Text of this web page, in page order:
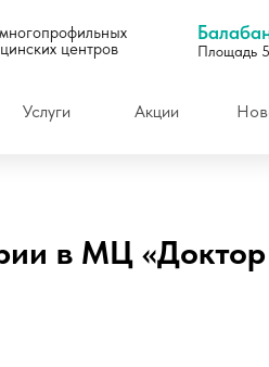
центров
Услуги Акции
Площадь
в МЦ